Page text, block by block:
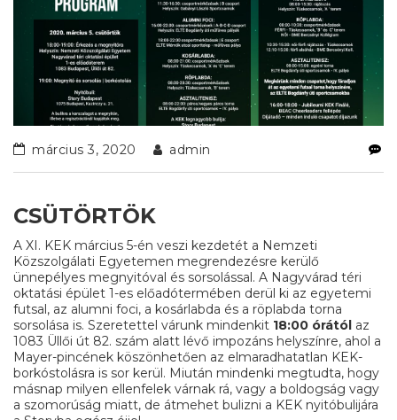
március 3, 2020 admin
CSÜTÖRTÖK
A XI. KEK március 5-én veszi kezdetét a Nemzeti
Közszolgálati Egyetemen megrendezésre kerülő
ünnepélyes megnyitóval és sorsolással. A Nagyvárad téri
oktatási épület 1-es előadótermében derül ki az egyetemi
futsal, az alumni foci, a kosárlabda és a röplabda torna
sorsolása is. Szeretettel várunk mindenkit 18:00 órától az
1083 Üllői út 82. szám alatt lévő impozáns helyszínre, ahol a
Mayer-pincének köszönhetően az elmaradhatatlan KEK-
borkóstolásra is sor kerül. Miután mindenki megtudta, hogy
másnap milyen ellenfelek várnak rá, vagy a boldogság vagy
a szomorúság miatt, de átmehet bulizni a KEK nyitóbulijára